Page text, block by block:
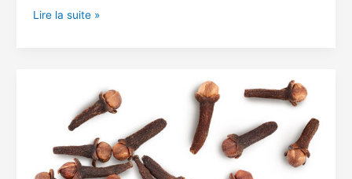
La
recette
traditionnelle
séduit
Lire la suite »